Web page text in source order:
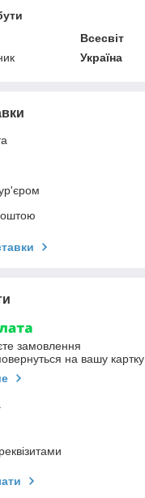
Всесвіт
Україна
замовлення
на вашу картку